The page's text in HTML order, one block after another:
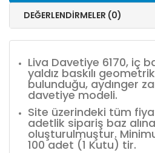
DEĞERLENDIRMELER (0)
Liva Davetiye 6170, iç
yaldız baskılı
bulunduğu, aydınger
davetiye modeli.
Site üzerindeki tüm
adetlik sipariş baz
oluşturulmuştur.
100 adet (1 Kutu) tir.